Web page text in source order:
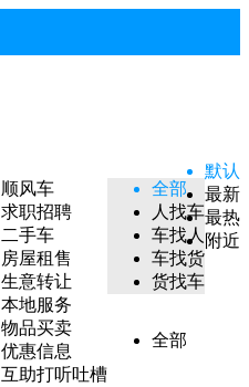
顺风车
求职招聘
二手车
房屋租售
生意转让
本地服务
物品买卖
优惠信息
互助打听吐槽
全部
人找车
车找人
车找货
货找车
全部
默认
最新
最热
附近